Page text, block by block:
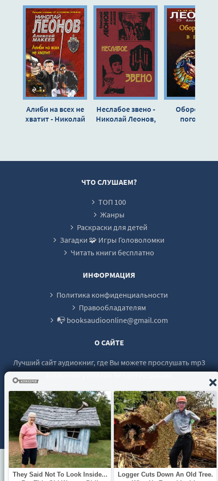
00010-
00011-
00012-
00013-
00014-
00015-
00016-Алиби на всех не
хватит - Николай
Неслабое звено -
Николай Леонов,
Оборотни в
погонах -
ЧТО СЛУШАЕМ?
ТОП 100
Жанры
Раскраски для детей
Загадки 🧩 Игры Головоломки
Читать книги бесплатно
ИНФОРМАЦИЯ
Политика конфиденциальности
Правообладателям
📭 booksaudioonline@gmail.com
О САЙТЕ
Лучший сайт аудиокниг, где Вы можете прослушать mp3
© 2021 - 2026 booksaudio-online.com Все права защищены.